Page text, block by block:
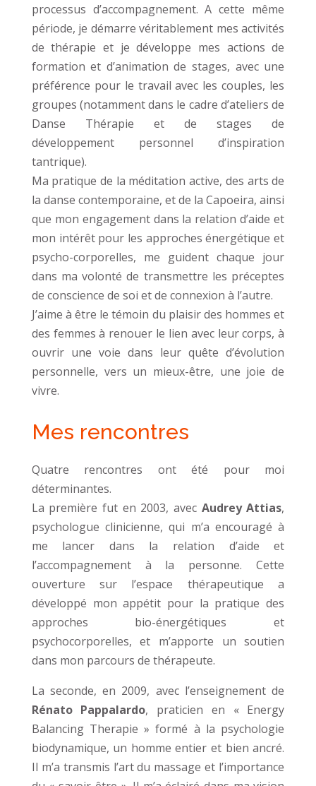
processus d’accompagnement. A cette même
période, je démarre véritablement mes activités
de thérapie et je développe mes actions de
formation et d’animation de stages, avec une
préférence pour le travail avec les couples, les
groupes (notamment dans le cadre d’ateliers de
Danse Thérapie et de stages de
développement personnel d’inspiration
tantrique).
Ma pratique de la méditation active, des arts de
la danse contemporaine, et de la Capoeira, ainsi
que mon engagement dans la relation d’aide et
mon intérêt pour les approches énergétique et
psycho-corporelles, me guident chaque jour
dans ma volonté de transmettre les préceptes
de conscience de soi et de connexion à l’autre.
J’aime à être le témoin du plaisir des hommes et
des femmes à renouer le lien avec leur corps, à
ouvrir une voie dans leur quête d’évolution
personnelle, vers un mieux-être, une joie de
vivre.
Mes rencontres
Quatre rencontres ont été pour moi
déterminantes.
La première fut en 2003, avec Audrey Attias,
psychologue clinicienne, qui m’a encouragé à
me lancer dans la relation d’aide et
l’accompagnement à la personne. Cette
ouverture sur l’espace thérapeutique a
développé mon appétit pour la pratique des
approches bio-énergétiques et
psychocorporelles, et m’apporte un soutien
dans mon parcours de thérapeute.
La seconde, en 2009, avec l’enseignement de
Rénato Pappalardo, praticien en « Energy
Balancing Therapie » formé à la psychologie
biodynamique, un homme entier et bien ancré.
Il m’a transmis l’art du massage et l’importance